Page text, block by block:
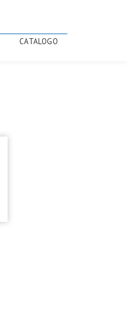
CATALOGO